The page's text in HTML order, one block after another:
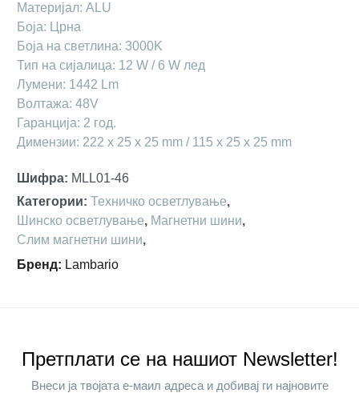
Материјал: АLU
Боја: Црна
Боја на светлина: 3000K
Тип на сијалица: 12 W / 6 W лед
Лумени: 1442 Lm
Волтажа: 48V
Гаранција: 2 год.
Димензии: 222 x 25 x 25 mm / 115 x 25 x 25 mm
Шифра: MLL01-46
Категории: Техничко осветлување,
Шинско осветлување, Магнетни шини,
Слим магнетни шини,
Бренд: Lambario
Претплати се на нашиот Newsletter!
Внеси ја твојата е-маил адреса и добивај ги најновите